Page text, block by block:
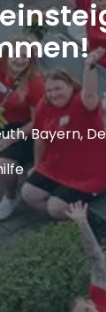
,Bayern,